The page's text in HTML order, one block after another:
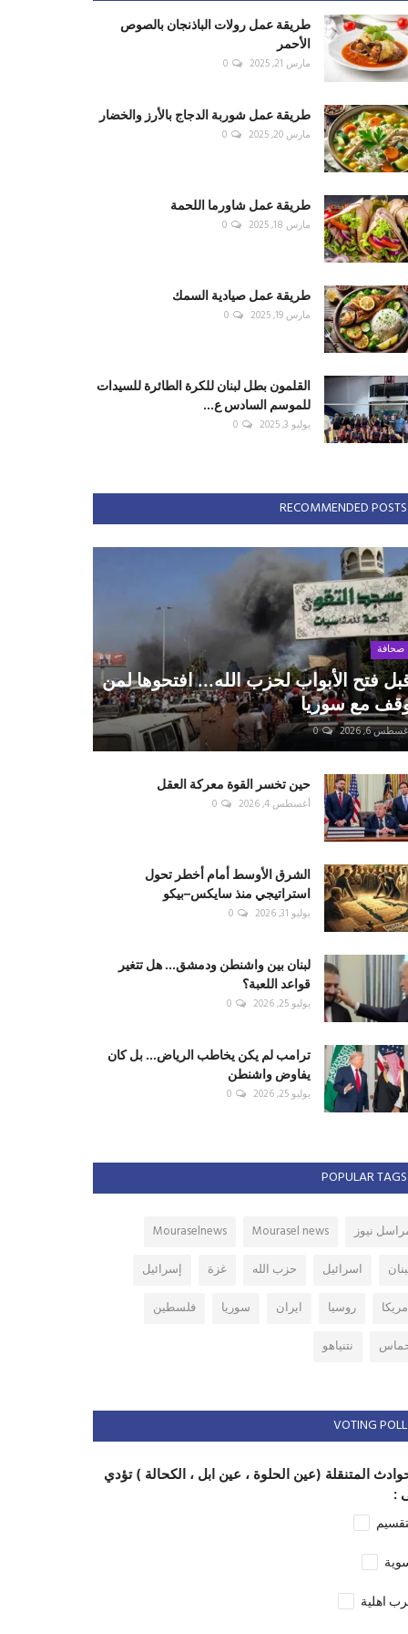
طريقة عمل رولات الباذنجان بالصوص
الأحمر
مارس 21, 2025 0
طريقة عمل شوربة الدجاج بالأرز والخضار
مارس 20, 2025 0
طريقة عمل شاورما اللحمة
مارس 18, 2025 0
طريقة عمل صيادية السمك
مارس 19, 2025 0
القلمون بطل لبنان للكرة الطائرة للسيدات
للموسم السادس ع...
يوليو 3, 2025 0
RECOMMENDED POSTS
صحافة
فتح الأبواب لحزب الله... افتحوها لمن
مع سوريا
6, 2026
0
حين تخسر القوة معركة العقل
أغسطس 4, 2026 0
الشرق الأوسط أمام أخطر تحول
استراتيجي منذ سايكس–بيكو
يوليو 31, 2026 0
لبنان بين واشنطن ودمشق... هل تتغير
قواعد اللعبة؟
يوليو 25, 2026 0
ترامب لم يكن يخاطب الرياض... بل كان
يفاوض واشنطن
يوليو 25, 2026 0
POPULAR TAGS
نيوز Mourasel news
Mouraselnews
اسرائيل حزب الله غزة
إسرائيل
روسيا ايران سوريا
فلسطين
نتنياهو
VOTING POLL
المتنقلة (عين الحلوة ، عين ابل ، الكحالة ) تؤدي
:
اهلية